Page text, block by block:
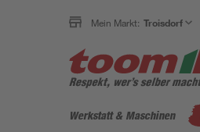
Mein Markt: Troisdorf
Werkstatt & Maschinen